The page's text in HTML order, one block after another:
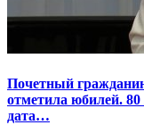
Почетный
отметила юбилей.
дата…